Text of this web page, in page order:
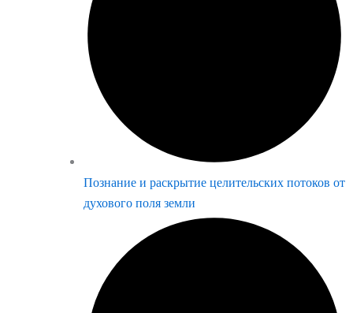
Познание и раскрытие целительских потоков от
духового поля земли